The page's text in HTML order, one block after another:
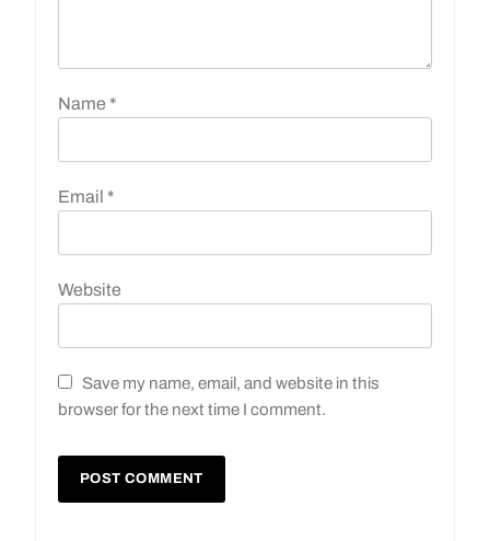
Name *
Email *
Website
Save my name, email, and website in this
browser for the next time I comment.